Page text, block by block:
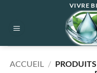
contenu
VIVRE
ACCUEIL /